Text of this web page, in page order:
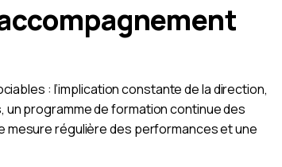
: l’implication constante de la direction,
programme de formation continue des
mesure régulière des performances et une